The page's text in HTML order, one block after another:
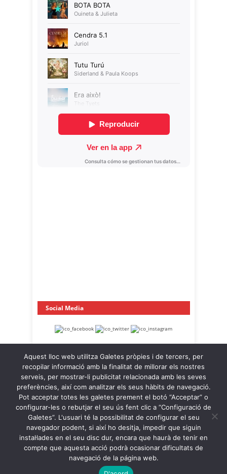
Social Media
OnaCat.Ràdio -- Powered by OnaCat.Ràdio
Notícies A la Carta
OnaCat.Ràdio Directe
Agenda
Contacte
Política de Privacitat
Política de Galetes
Back to Top ↑
Aquest lloc web utilitza Galetes pròpies i de tercers, per
recopilar informació amb la finalitat de millorar els nostres
serveis, per mostrar-li publicitat relacionada amb les seves
preferències, així com analitzar els seus hàbits de navegació.
Pot acceptar totes les galetes prement el botó “Acceptar” o
configurar-les o rebutjar el seu ús fent clic a “Configuració de
Galetes”. L'usuari té la possibilitat de configurar el seu
navegador podent, si així ho desitja, impedir que siguin
instal·lades en el seu disc dur, encara que haurà de tenir en
compte que aquesta acció podrà ocasionar dificultats de
navegació de la página web.